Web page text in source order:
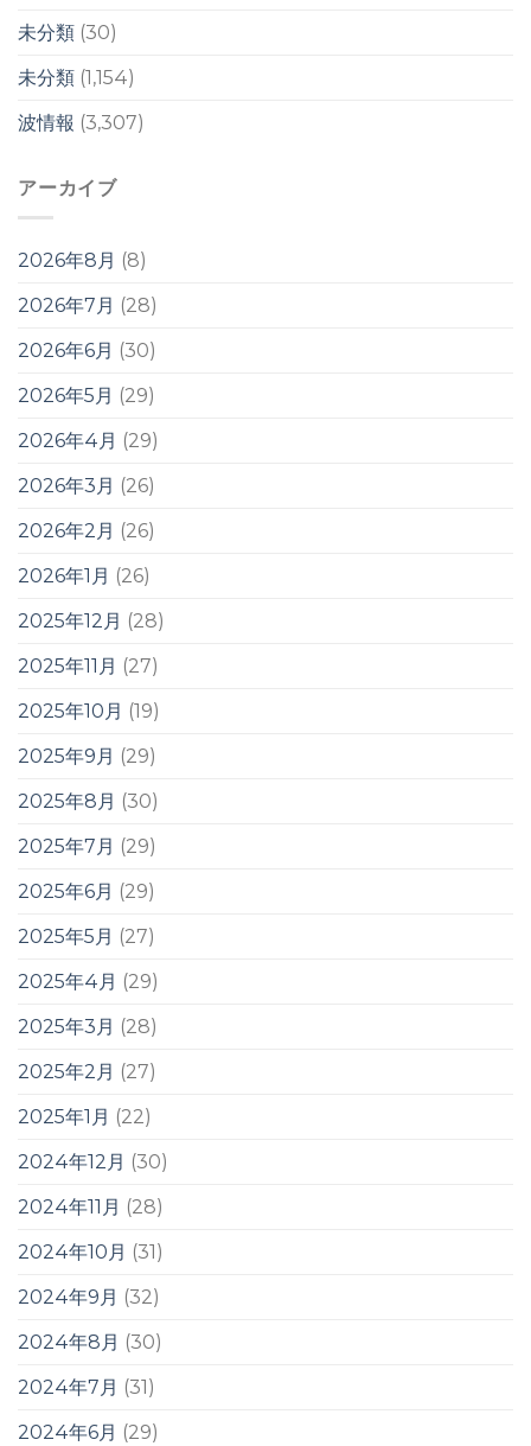
未分類 (30)
未分類 (1,154)
波情報 (3,307)
アーカイブ
2026年8月 (8)
2026年7月 (28)
2026年6月 (30)
2026年5月 (29)
2026年4月 (29)
2026年3月 (26)
2026年2月 (26)
2026年1月 (26)
2025年12月 (28)
2025年11月 (27)
2025年10月 (19)
2025年9月 (29)
2025年8月 (30)
2025年7月 (29)
2025年6月 (29)
2025年5月 (27)
2025年4月 (29)
2025年3月 (28)
2025年2月 (27)
2025年1月 (22)
2024年12月 (30)
2024年11月 (28)
2024年10月 (31)
2024年9月 (32)
2024年8月 (30)
2024年7月 (31)
2024年6月 (29)